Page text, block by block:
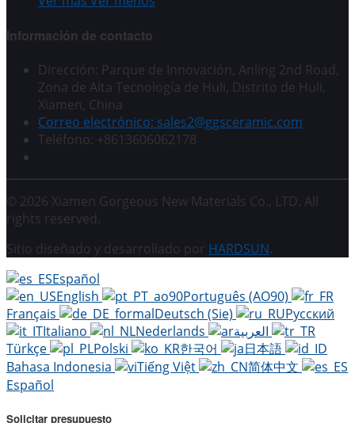
Información de contacto
Dirección: Parque de Innovación, Anling 2nd Road,
Zona de Alta Tecnología de Huli, Distrito de Huli,
Xiamen, China
Correo electrónico: sales2@ggsceramic.com
Teléfono: +8613606062178
© 2026 Xiamen Gorgeous New Materials Co., LTD. All
rights reserved.
Sitio diseñado y desarrollado por HARDSUN.
Español
English
Português (AO90)
Français
Deutsch (Sie)
Русский
Italiano
Nederlands
Türkçe
Polski 한국어
日本語
Bahasa Indonesia
Tiếng Việt
简体中文
Español
Solicitar presupuesto